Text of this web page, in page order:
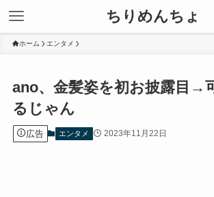
ちりめんちょ
ホーム エンタメ
ano、金髪姿を初お披露目→
るじゃん
広告 エンタメ 2023年11月22日